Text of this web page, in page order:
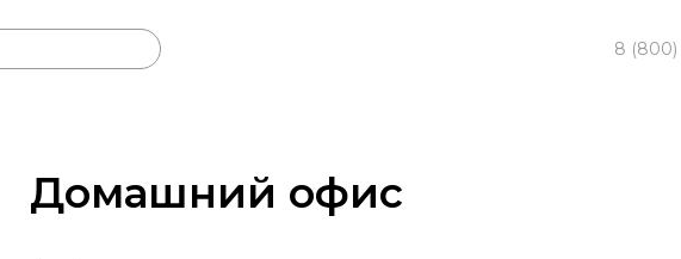
8 (800)
Домашний офис